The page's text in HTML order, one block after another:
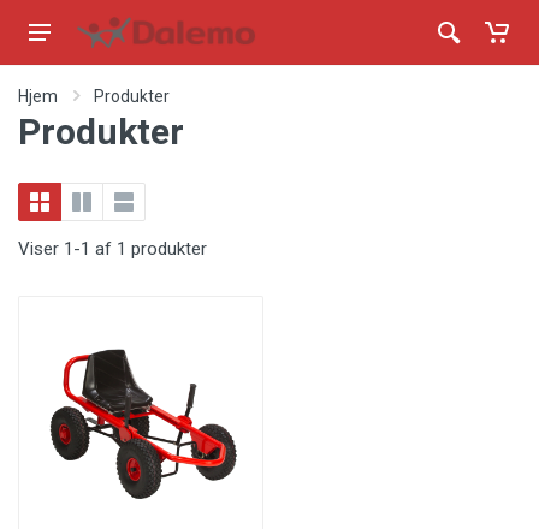
Hjem Produkter
Produkter
Viser 1-1 af 1 produkter